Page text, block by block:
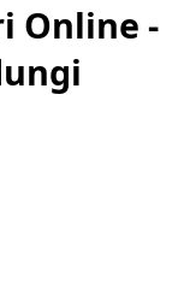
Online -